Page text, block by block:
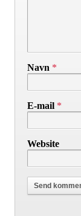
Navn *
E-mail *
Website